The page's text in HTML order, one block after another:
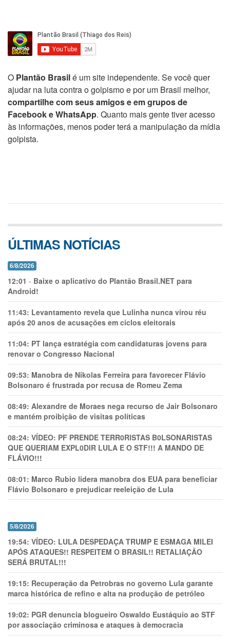
O Plantão Brasilé um site independente. Se você quer
ajudar na luta contra o golpismo e por um Brasil melhor,
compartilhe com seus amigos e em grupos de
Facebook e WhatsApp. Quanto mais gente tiver acesso
às informações, menos poder terá a manipulação da mídia
golpista.
ÚLTIMAS NOTÍCIAS
6/8/2026
12:01 - Baixe o aplicativo do Plantão Brasil.NET para
Android!
11:43: Levantamento revela que Lulinha nunca virou réu
após 20 anos de acusações em ciclos eleitorais
11:04: PT lança estratégia com candidaturas jovens para
renovar o Congresso Nacional
09:53: Manobra de Nikolas Ferreira para favorecer Flávio
Bolsonaro é frustrada por recusa de Romeu Zema
08:49: Alexandre de Moraes nega recurso de Jair Bolsonaro
e mantém proibição de visitas políticas
08:24: VÍDEO: PF PRENDE TERR0RlSTAS B0LSONARlSTAS
QUE QUERIAM EXPL0DlR LULA E O STF!!! A MANDO DE
FLÁVIO!!!
08:01: Marco Rubio lidera manobra dos EUA para beneficiar
Flávio Bolsonaro e prejudicar reeleição de Lula
5/8/2026
19:54: VÍDEO: LULA DESPEDAÇA TRUMP E ESMAGA MILEI
APÓS ATAQUES!! RESPEITEM O BRASIL!! RETALIAÇÃO
SERÁ BRUTAL!!!
19:15: Recuperação da Petrobras no governo Lula garante
marca histórica de refino e alta na produção de petróleo
19:02: PGR denuncia blogueiro Oswaldo Eustáquio ao STF
por associação criminosa e ataques à democracia